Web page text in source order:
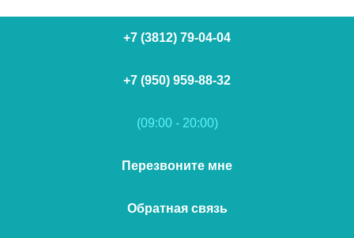
+7 (3812) 79-04-04
+7 (950) 959-88-32
(09:00 - 20:00)
Перезвоните мне
Обратная связь